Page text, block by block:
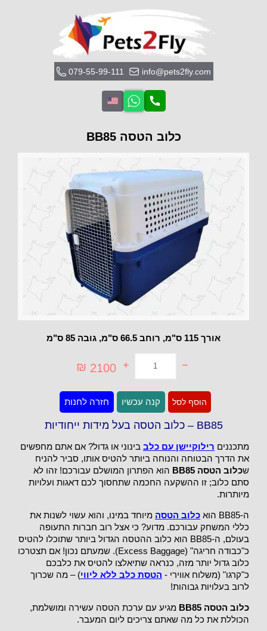
079-55-99-111 info@pets2fly.com
כלוב הטסה BB85
BB85 – כלוב הטסה בעל מידות ייחודיות
מתכננים רילוקיישן עם כלב בינוני או גדול? אם אתם מחפשים
את הדרך הבטוחה והנוחה ביותר להטיס אותו, סביר להניח
שכלוב הטסה BB85
הוא הפתרון המושלם עבורכם! זהו לא
סתם כלוב; זו ההשקעה החכמה שתחסוך לכם דאגות ועלויות
מיותרות.
ה-BB85 הוא כלוב הטסה מיוחד במינו, והוא עשוי לשנות את
כללי המשחק עבורכם. מדוע? כי אצל רוב חברות התעופה
בעולם, ה-BB85 הוא כלוב ההטסה הגדול ביותר שתוכלו להטיס
כ"כבודה חריגה" (Excess Baggage). שמעתם נכון! אם תצטרכו
כלוב גדול יותר מזה, כנראה שתיאלצו להטיס את כלבכם
כ"קרגו" (משלוח אווירי - הטסת כלב ללא ליווי) – מה שכרוך
לרוב בעלויות גבוהות!
כלוב הטסה BB85
מגיע עם ערכת הטסה עשירה ומושלמת,
הכוללת את כל מה שאתם צריכים ליום המעבר.
אורך 115 ס"מ, רוחב 66.5 ס"מ, גובה 85 ס"מ
2100
₪
של
BB85
כלוב
בעל
מידות
ייחודיות
הוסף לסל קנה עכשיו חזרה לחנות